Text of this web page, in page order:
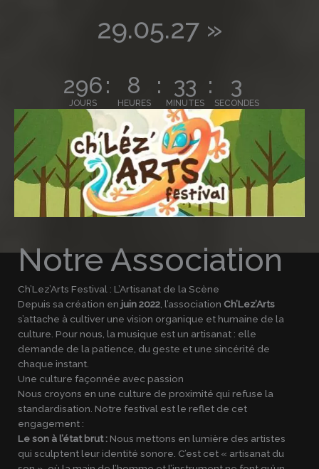
29.05.27 »
296
JOURS
8
HEURES
33
MINUTES
2
SECONDES
Notre Association
Ch’Lez’Arts Festival : L’Artisanat de la Scène
Depuis sa création en juin 2022 , l’association Ch’Lez’Arts
s’attache à cultiver une vision organique et humaine de la
culture. Pour nous, la musique est un artisanat : elle
demande de la patience, du geste et une sincérité de
chaque instant.
Une culture façonnée avec passion
Nous croyons en une culture de proximité qui refuse la
standardisation. Notre festival est le reflet de cet
engagement :
Le son à l’état brut : Nous mettons en lumière des artistes
qui sculptent leur identité sonore. C’est cet « artisanat du